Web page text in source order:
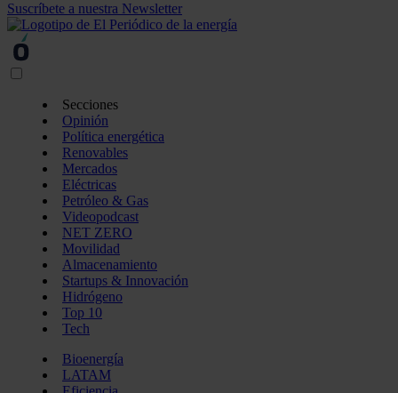
Suscríbete a nuestra Newsletter
Secciones
Opinión
Política energética
Renovables
Mercados
Eléctricas
Petróleo & Gas
Videopodcast
NET ZERO
Movilidad
Almacenamiento
Startups & Innovación
Hidrógeno
Top 10
Tech
Bioenergía
LATAM